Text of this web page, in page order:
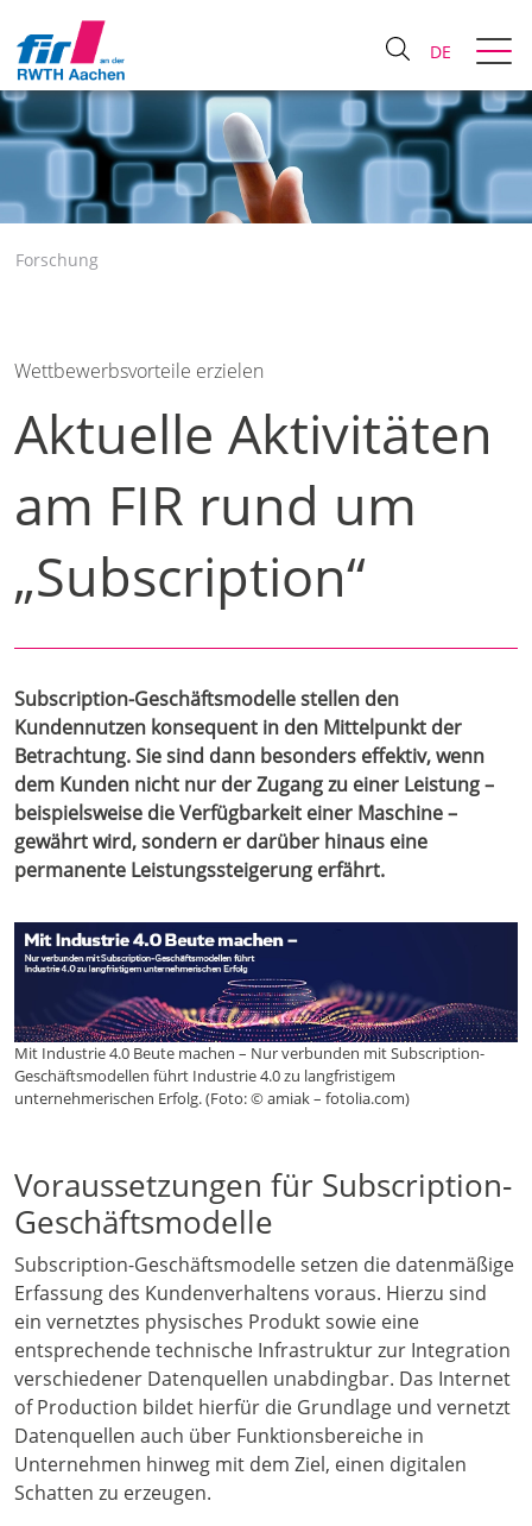
DE
Forschung
Wettbewerbsvorteile erzielen
Aktuelle Aktivitäten
am FIR rund um
„Subscription“
Subscription-Geschäftsmodelle stellen den
Kundennutzen konsequent in den Mittelpunkt der
Betrachtung. Sie sind dann besonders effektiv, wenn
dem Kunden nicht nur der Zugang zu einer Leistung –
beispielsweise die Verfügbarkeit einer Maschine –
gewährt wird, sondern er darüber hinaus eine
permanente Leistungssteigerung erfährt.
Mit Industrie 4.0 Beute machen – Nur verbunden mit Subscription-
Geschäftsmodellen führt Industrie 4.0 zu langfristigem
unternehmerischen Erfolg. (Foto: © amiak – fotolia.com)
Voraussetzungen für Subscription-
Geschäftsmodelle
Subscription-Geschäftsmodelle setzen die datenmäßige
Erfassung des Kundenverhaltens voraus. Hierzu sind
ein vernetztes physisches Produkt sowie eine
entsprechende technische Infrastruktur zur Integration
verschiedener Datenquellen unabdingbar. Das Internet
of Production bildet hierfür die Grundlage und vernetzt
Datenquellen auch über Funktionsbereiche in
Unternehmen hinweg mit dem Ziel, einen digitalen
Schatten zu erzeugen.